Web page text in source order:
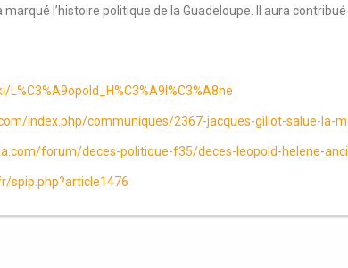
marqué l’histoire politique de la Guadeloupe. Il aura
index.php/communiques/2367-jacques-gillot-salue-la-
forum/deces-politique-f35/deces-leopold-helene-
spip.php?article1476